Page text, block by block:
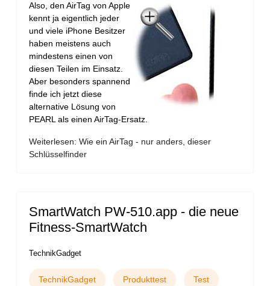
Also, den AirTag von Apple
kennt ja eigentlich jeder
und viele iPhone Besitzer
haben meistens auch
mindestens einen von
diesen Teilen im Einsatz.
Aber besonders spannend
finde ich jetzt diese
alternative Lösung von
PEARL als einen AirTag-Ersatz.
Weiterlesen: Wie ein AirTag - nur anders, dieser
Schlüsselfinder
SmartWatch PW-510.app - die neue
Fitness-SmartWatch
TechnikGadget
TechnikGadget Produkttest Test